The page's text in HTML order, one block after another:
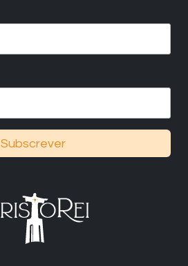
Subscrever